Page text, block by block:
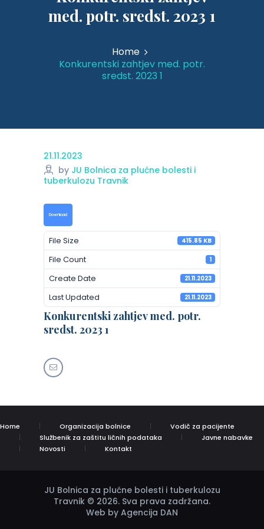
med. potr. sredst. 2023 1
Home
Konkurentski zahtjev med. potr.
sredst. 2023 1
21.11.2023
by JU Bolnica za plućne bolesti i
tuberkulozu Travnik
Download
File Size 415.85 KB
File Count 1
Create Date 21.11.2023
Last Updated 21.11.2023
Konkurentski zahtjev med. potr.
sredst. 2023 1
Home Organizacija bolnice
Vodič za pacijente
Službenik za zaštitu ličnih podataka
Javne nabavke
Novosti
Kontakt
JU Bolnica za plućne bolesti i tuberkulozu
Travnik © 2026. Sva prava zadržana.
Web by Agencija DAN